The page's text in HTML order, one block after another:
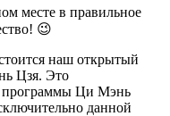
месте в правильное
😉
наш открытый
Цзя. Это
программы Ци Мэнь
данной